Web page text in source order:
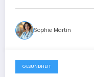
Sophie Martin
28 February 2025
GESUNDHEIT